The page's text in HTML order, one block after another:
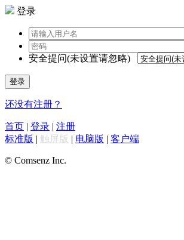
登录
安全提问(未设置请忽略)
登录
还没有注册？
首页 | 登录 | 注册
标准版 | 触屏版 | 电脑版 | 客户端
© Comsenz Inc.